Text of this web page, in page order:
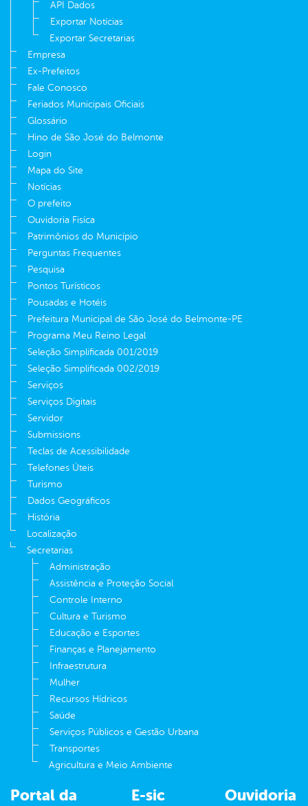
API Dados
Exportar Notícias
Exportar Secretarias
Empresa
Ex-Prefeitos
Fale Conosco
Feriados Municipais Oficiais
Glossário
Hino de São José do Belmonte
Login
Mapa do Site
Notícias
O prefeito
Ouvidoria Fisíca
Patrimônios do Município
Perguntas Frequentes
Pesquisa
Pontos Turísticos
Pousadas e Hotéis
Prefeitura Municipal de São José do Belmonte-PE
Programa Meu Reino Legal
Seleção Simplificada 001/2019
Seleção Simplificada 002/2019
Serviços
Serviços Digitais
Servidor
Submissions
Teclas de Acessibilidade
Telefones Úteis
Turismo
Dados Geográficos
História
Localização
Secretarias
Administração
Assistência e Proteção Social
Controle Interno
Cultura e Turismo
Educação e Esportes
Finanças e Planejamento
Infraestrutura
Mulher
Recursos Hídricos
Saúde
Serviços Públicos e Gestão Urbana
Transportes
Agricultura e Meio Ambiente
Portal da
E-sic Ouvidoria